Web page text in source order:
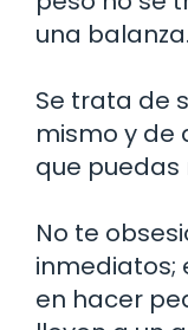
una balanza.
Se trata de
mismo y de
que
No te
inmediatos;
en hacer